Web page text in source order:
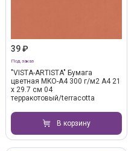
39 ₽
Под заказ
"VISTA-ARTISTA" Бумага
цветная MKO-A4 300 г/м2 A4 21
х 29.7 см 04
терракотовый/terracotta
В корзину